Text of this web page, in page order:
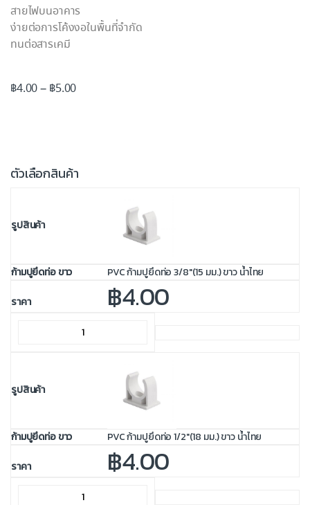
สายไฟบนอาคาร
ง่ายต่อการโค้งงอในพื้นที่จำกัด
ทนต่อสารเคมี
฿4.00– ฿5.00
ตัวเลือกสินค้า
PVC ก้ามปูยึดท่อ 3/8"(15 มม.) ขาว น้ำไทย
฿4.00
PVC ก้ามปูยึดท่อ 1/2"(18 มม.) ขาว น้ำไทย
฿4.00